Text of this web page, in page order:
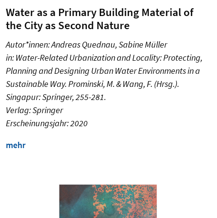
Water as a Primary Building Material of
the City as Second Nature
Autor*innen: Andreas Quednau, Sabine Müller
in: Water-Related Urbanization and Locality: Protecting,
Planning and Designing Urban Water Environments in a
Sustainable Way. Prominski, M. & Wang, F. (Hrsg.).
Singapur: Springer, 255-281.
Verlag: Springer
Erscheinungsjahr: 2020
mehr